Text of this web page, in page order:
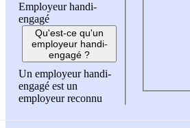
Employeur handi-
engagé
Qu'est-ce qu'un
employeur handi-
engagé ?
Un employeur handi-
engagé est un
employeur reconnu